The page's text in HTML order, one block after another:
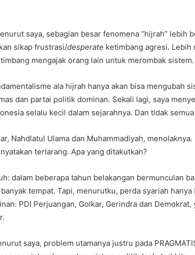
saya, sebagian besar fenomena “hijrah” lebih
sikap frustrasi/desperate ketimbang agresi. Lebih
mengajak orang lain untuk merombak sistem.
ala hijrah hanya akan bisa mengubah
dan partai politik dominan. Sekali lagi, saya
selalu kecil dalam sejarahnya. Dan tidak
Nahdlatul Ulama dan Muhammadiyah,
terlarang. Apa yang ditakutkan?
dalam beberapa tahun belakangan bermunculan
tempat. Tapi, menurutku, perda syariah
PDI Perjuangan, Golkar, Gerindra dan
saya, problem utamanya justru pada